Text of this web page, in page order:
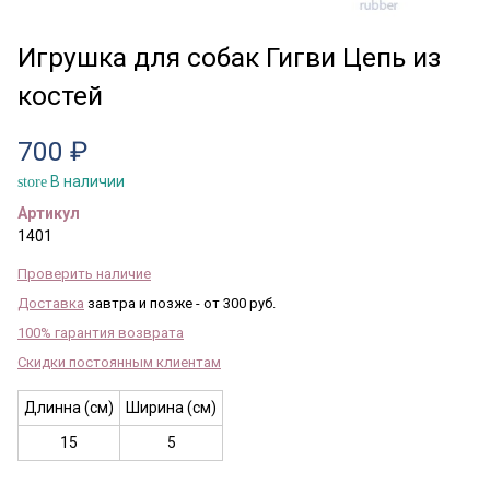
Игрушка для собак Гигви Цепь из
костей
700 ₽
store В наличии
Артикул
1401
Проверить наличие
Доставка завтра и позже - от 300 руб.
100% гарантия возврата
Скидки постоянным клиентам
Длинна (см)
Ширина (см)
15
5